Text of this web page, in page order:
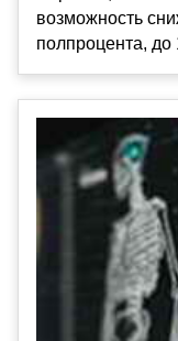
возможность
полпроцента, до